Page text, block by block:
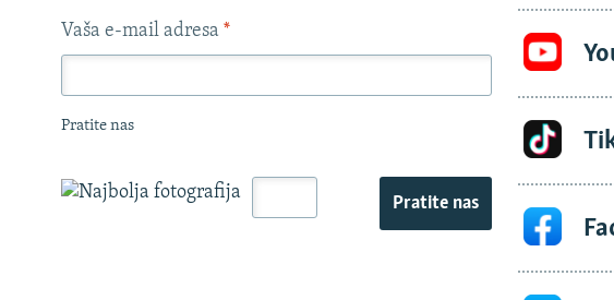
Vaša e-mail adresa *
Pratite nas
Pratite nas